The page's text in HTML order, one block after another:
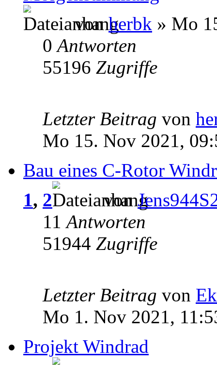
vonherbk » Mo
0Antworten
55196 Zugriffe
Letzter Beitrag von
Mo 15. Nov 2021,
Bau eines C-Rotor
1, 2 von
11Antworten
51944 Zugriffe
Letzter Beitrag von
Mo 1. Nov 2021,
Projekt Windrad